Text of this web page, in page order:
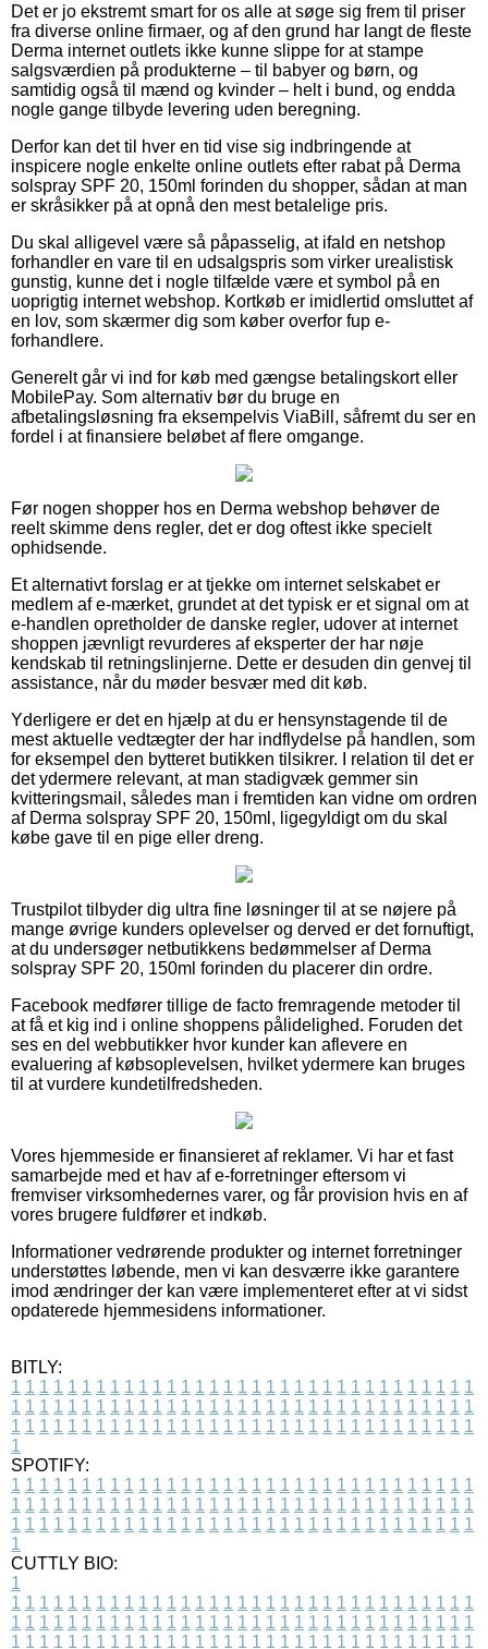
Det er jo ekstremt smart for os alle at søge sig frem til priser
fra diverse online firmaer, og af den grund har langt de fleste
Derma internet outlets ikke kunne slippe for at stampe
salgsværdien på produkterne – til babyer og børn, og
samtidig også til mænd og kvinder – helt i bund, og endda
nogle gange tilbyde levering uden beregning.
Derfor kan det til hver en tid vise sig indbringende at
inspicere nogle enkelte online outlets efter rabat på Derma
solspray SPF 20, 150ml forinden du shopper, sådan at man
er skråsikker på at opnå den mest betalelige pris.
Du skal alligevel være så påpasselig, at ifald en netshop
forhandler en vare til en udsalgspris som virker urealistisk
gunstig, kunne det i nogle tilfælde være et symbol på en
uoprigtig internet webshop. Kortkøb er imidlertid omsluttet af
en lov, som skærmer dig som køber overfor fup e-
forhandlere.
Generelt går vi ind for køb med gængse betalingskort eller
MobilePay. Som alternativ bør du bruge en
afbetalingsløsning fra eksempelvis ViaBill, såfremt du ser en
fordel i at finansiere beløbet af flere omgange.
Før nogen shopper hos en Derma webshop behøver de
reelt skimme dens regler, det er dog oftest ikke specielt
ophidsende.
Et alternativt forslag er at tjekke om internet selskabet er
medlem af e-mærket, grundet at det typisk er et signal om at
e-handlen opretholder de danske regler, udover at internet
shoppen jævnligt revurderes af eksperter der har nøje
kendskab til retningslinjerne. Dette er desuden din genvej til
assistance, når du møder besvær med dit køb.
Yderligere er det en hjælp at du er hensynstagende til de
mest aktuelle vedtægter der har indflydelse på handlen, som
for eksempel den bytteret butikken tilsikrer. I relation til det er
det ydermere relevant, at man stadigvæk gemmer sin
kvitteringsmail, således man i fremtiden kan vidne om ordren
af Derma solspray SPF 20, 150ml, ligegyldigt om du skal
købe gave til en pige eller dreng.
Trustpilot tilbyder dig ultra fine løsninger til at se nøjere på
mange øvrige kunders oplevelser og derved er det fornuftigt,
at du undersøger netbutikkens bedømmelser af Derma
solspray SPF 20, 150ml forinden du placerer din ordre.
Facebook medfører tillige de facto fremragende metoder til
at få et kig ind i online shoppens pålidelighed. Foruden det
ses en del webbutikker hvor kunder kan aflevere en
evaluering af købsoplevelsen, hvilket ydermere kan bruges
til at vurdere kundetilfredsheden.
Vores hjemmeside er finansieret af reklamer. Vi har et fast
samarbejde med et hav af e-forretninger eftersom vi
fremviser virksomhedernes varer, og får provision hvis en af
vores brugere fuldfører et indkøb.
Informationer vedrørende produkter og internet forretninger
understøttes løbende, men vi kan desværre ikke garantere
imod ændringer der kan være implementeret efter at vi sidst
opdaterede hjemmesidens informationer.
BITLY:
1 1 1 1 1 1 1 1 1 1 1 1 1 1 1 1 1 1 1 1 1 1 1 1 1 1 1 1 1 1 1 1 1
1 1 1 1 1 1 1 1 1 1 1 1 1 1 1 1 1 1 1 1 1 1 1 1 1 1 1 1 1 1 1 1 1
1 1 1 1 1 1 1 1 1 1 1 1 1 1 1 1 1 1 1 1 1 1 1 1 1 1 1 1 1 1 1 1 1
1
SPOTIFY:
1 1 1 1 1 1 1 1 1 1 1 1 1 1 1 1 1 1 1 1 1 1 1 1 1 1 1 1 1 1 1 1 1
1 1 1 1 1 1 1 1 1 1 1 1 1 1 1 1 1 1 1 1 1 1 1 1 1 1 1 1 1 1 1 1 1
1 1 1 1 1 1 1 1 1 1 1 1 1 1 1 1 1 1 1 1 1 1 1 1 1 1 1 1 1 1 1 1 1
1
CUTTLY BIO:
1
1 1 1 1 1 1 1 1 1 1 1 1 1 1 1 1 1 1 1 1 1 1 1 1 1 1 1 1 1 1 1 1 1
1 1 1 1 1 1 1 1 1 1 1 1 1 1 1 1 1 1 1 1 1 1 1 1 1 1 1 1 1 1 1 1 1
1 1 1 1 1 1 1 1 1 1 1 1 1 1 1 1 1 1 1 1 1 1 1 1 1 1 1 1 1 1 1 1 1